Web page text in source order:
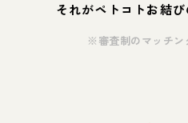
それがペトコトお結び
※審査制のマッチン